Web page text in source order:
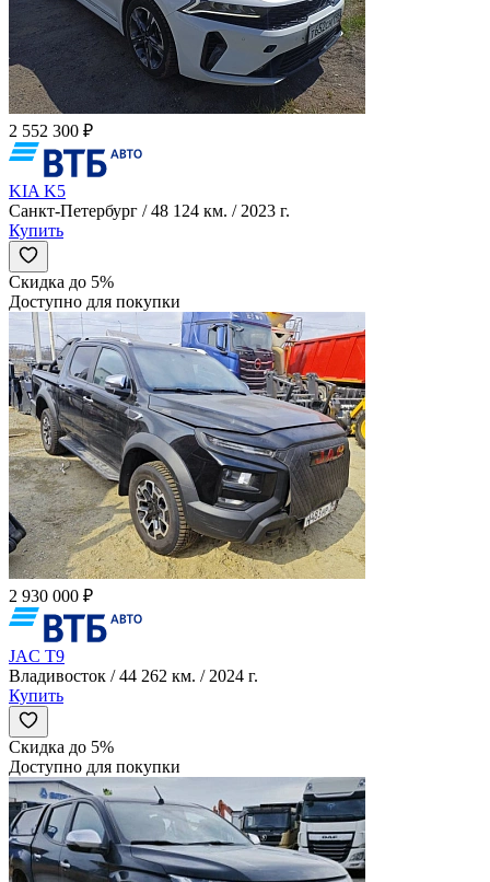
2 552 300 ₽
KIA K5
Санкт-Петербург / 48 124 км. / 2023 г.
Купить
Скидка до 5%
Доступно для покупки
2 930 000 ₽
JAC T9
Владивосток / 44 262 км. / 2024 г.
Купить
Скидка до 5%
Доступно для покупки